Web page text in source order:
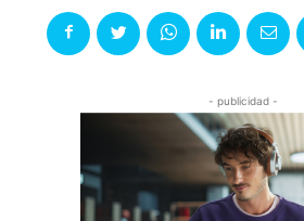
- publicidad -